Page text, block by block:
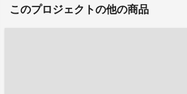
このプロジェクトの他の商品